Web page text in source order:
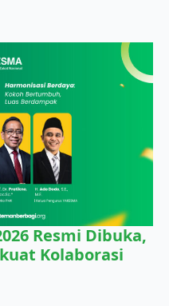
Resmi Dibuka,
Kolaborasi